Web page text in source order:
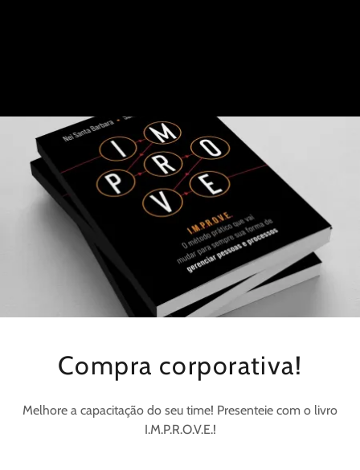
Compra corporativa!
Melhore a capacitação do seu time! Presenteie com o livro
I.M.P.R.O.V.E.!